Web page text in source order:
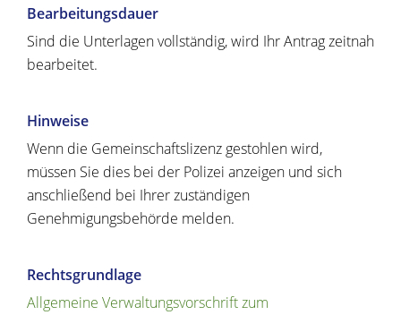
Bearbeitungsdauer
Sind die Unterlagen vollständig, wird Ihr Antrag zeitnah
bearbeitet.
Hinweise
Wenn die Gemeinschaftslizenz gestohlen wird,
müssen Sie dies bei der Polizei anzeigen und sich
anschließend bei Ihrer zuständigen
Genehmigungsbehörde melden.
Rechtsgrundlage
Allgemeine Verwaltungsvorschrift zum